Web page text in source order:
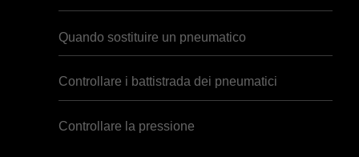
Quando sostituire un pneumatico
Controllare i battistrada dei pneumatici
Controllare la pressione